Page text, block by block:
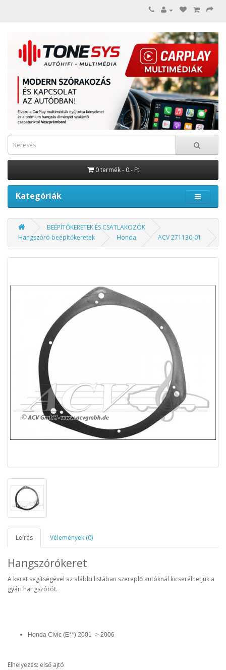
0 termék - 0.- Ft
Kategóriák
BEÉPÍTŐKERETEK ÉS CSATLAKOZÓK
Hangszóró beépítőkeretek
Honda ACV 271130-01
Leírás Vélemények (0)
Hangszórókeret
A keret segítségével az alábbi listában szereplő autóknál kicserélhetjük a
gyári hangszórót.
Honda Civic (E**) 2001 -> 2006
Elhelyezés: első ajtó